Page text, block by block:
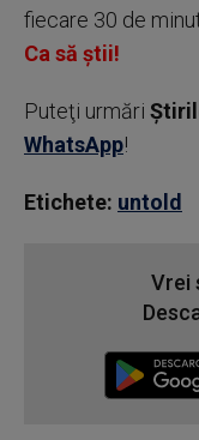
fiecare 30 de
Ca să știi!
Puteţi urmări
WhatsApp!
Etichete: untold
Vrei